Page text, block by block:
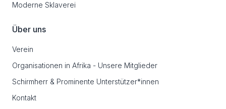
Moderne Sklaverei
Über uns
Verein
Organisationen in Afrika - Unsere Mitglieder
Schirmherr & Prominente Unterstützer*innen
Kontakt